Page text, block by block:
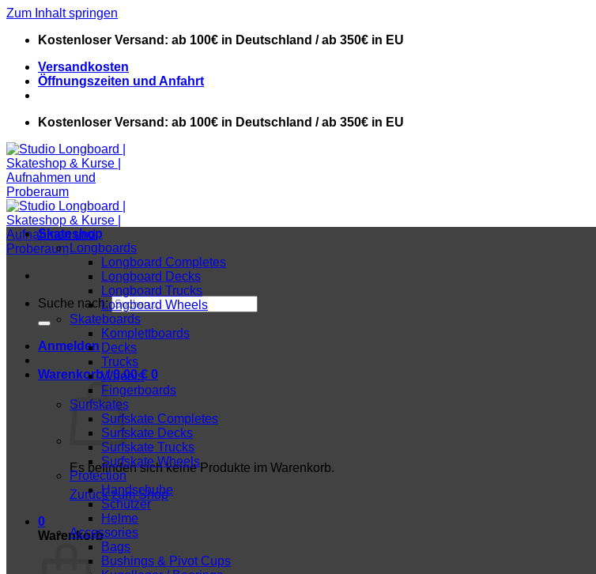
Zum Inhalt springen
Kostenloser Versand: ab 100€ in Deutschland / ab 350€ in EU
Versandkosten
Öffnungszeiten und Anfahrt
Kostenloser Versand: ab 100€ in Deutschland / ab 350€ in EU
Suche nach:
Anmelden
Warenkorb /0,00€ 0
Es befinden sich keine Produkte im Warenkorb.
Zurück zum Shop
0
Warenkorb
Skateshop
Longboards
Longboard Completes
Longboard Decks
Longboard Trucks
Longboard Wheels
Skateboards
Komplettboards
Decks
Trucks
Wheels
Fingerboards
Surfskates
Surfskate Completes
Surfskate Decks
Surfskate Trucks
Surfskate Wheels
Protection
Handschuhe
Schützer
Helme
Accessories
Bags
Bushings & Pivot Cups